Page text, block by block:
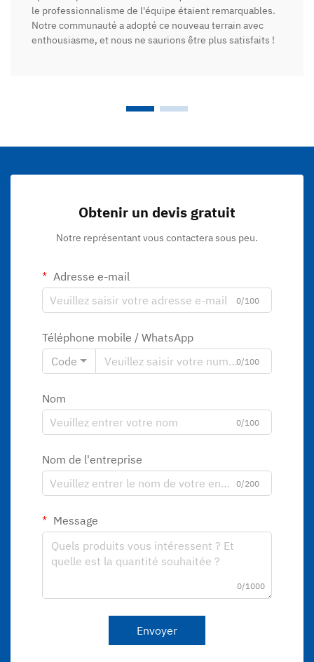
le professionnalisme de l'équipe étaient remarquables.
Notre communauté a adopté ce nouveau terrain avec
enthousiasme, et nous ne saurions être plus satisfaits !
Obtenir un devis gratuit
Notre représentant vous contactera sous peu.
Adresse e-mail
0/100
Téléphone mobile / WhatsApp
Code
0/100
Nom
0/100
Nom de l'entreprise
0/200
Message
0/1000
Envoyer